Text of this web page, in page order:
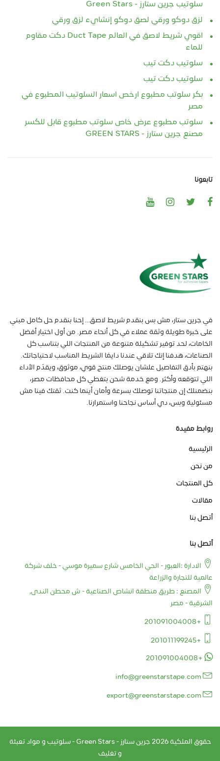
سلوتيب جرين ستارز - Green Stars
لزق دوكو ورقي لصق دوكو إنشايء لزق ورقي
اقوي شريط لاصق في العالم Duct Tape دكت مقاوم
للماء
سلوتيب دكت تيب
سلوتيب دكت تيب
بكر سلوتب مطبوع ارخص اسعار السلوتيب المطبوع في
مصر
سلوتب مطبوع عرض خاص سلوتب مطبوع قابل للكسر
مصنع جرين ستارز - GREEN STARS
تابعونا
في جرين ستار، مش بس بنقدم شريط لاصق… إحنا بنقدم حل كامل مبني
على خبرة طويلة وثقة عملاء في كل أنحاء مصر. من أول اختيار أفضل
الخامات، لحد توفير تشكيلة متنوعة من المنتجات اللي بتناسب كل
الصناعات، هدفنا إنك تلاقي عندنا دايمًا الشريط المناسب لاحتياجاتك.
بنهتم بأدق التفاصيل علشان يوصلك منتج قوي، موثوق، ويقدّم الأداء
اللي تتوقعه وأكثر. ومع خدمة شحن بتغطي كل محافظات مصر،
بنضمنلك إن منتجاتنا توصلك بسرعة وأمان أينما كنت. ثقتك فينا مش
مسئولية وبس، دي أساس نجاحنا واستمرارنا.
روابط مفيدة
الرئيسية
من نحن
كل المنتجات
مقالات
أتصل بنا
أتصل بنا
الادارة :العبور - الحي الخامس شارع سميرة موسي - خلف شركة
عالمية للتجارة والزراعة
المصنع : طريق منطقة انشاص الصناعية - ش محطن الندى,
الشرقية - مصر
+201091004008
+201011199245
+201091004008
info@greenstarstape.com
export@greenstarstape.com
حقوق الملكية2026
جرين ستارز - Green Stars - سلوتيب و مواد تعبئة
و تغليف